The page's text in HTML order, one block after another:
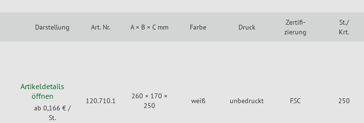
Darstellung Art. Nr. A × B × C mm Farbe Druck
Zertifi-
zierung
St./
Krt.
Artikeldetails
öffnen
ab 0,166 € /
St.
120.710.1
260 × 170 ×
250
weiß unbedruckt FSC 250